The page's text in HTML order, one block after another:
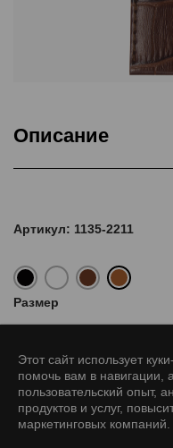
Описание
Артикул: 1135-2211
Размер
18/16 L
20/18 M 20/18 L
Этот сайт использует
помочь вам в навигации,
пользовательский опыт,
продуктов и услуг,
маркетинговых компаний.